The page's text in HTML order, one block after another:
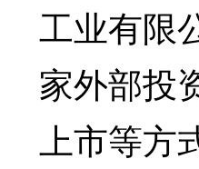
工业有限
家外部投
上市等方